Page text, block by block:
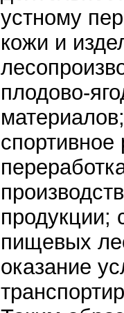
устному
кожи и
плодово-
продукции;
пищевых
оказание